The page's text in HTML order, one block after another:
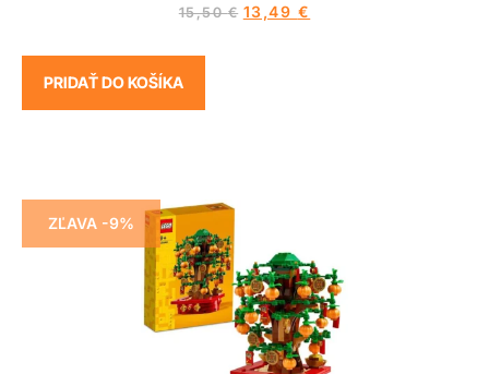
15,50€ 13,49 €
PRIDAŤ DO KOŠÍKA
ZĽAVA -9%